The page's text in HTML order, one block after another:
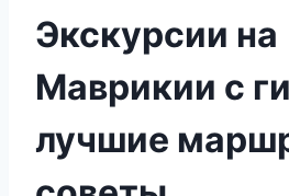
Экскурсии на
Маврикии с
лучшие